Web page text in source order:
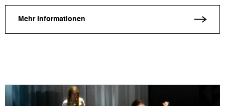
Mehr Informationen